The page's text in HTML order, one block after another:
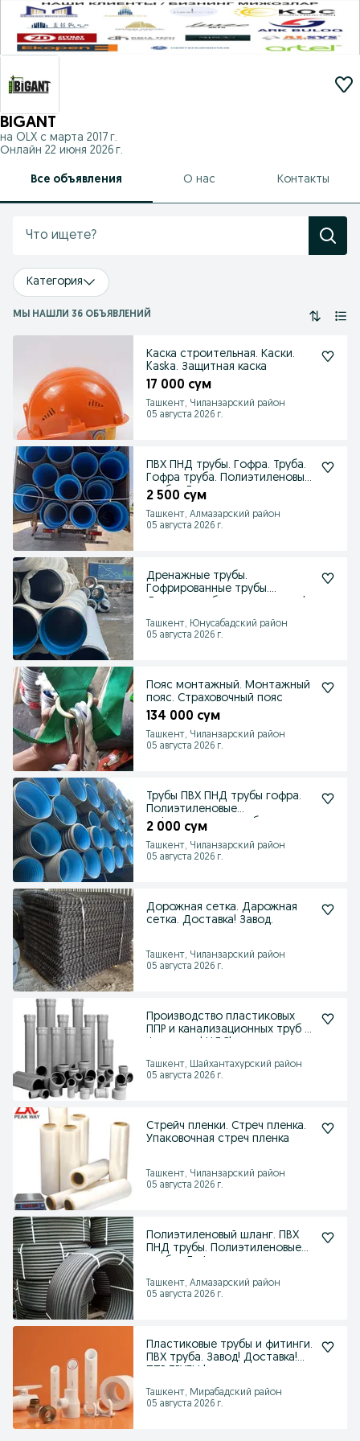
BIGANT
на OLX с марта 2017 г.
Онлайн 22 июня 2026 г.
Все объявления О нас Контакты
Категория
МЫ НАШЛИ 36 ОБЪЯВЛЕНИЙ
Каска строительная. Каски.
Kaska. Защитная каска
17 000 сум
Ташкент, Чиланзарский район
05 августа 2026 г.
ПВХ ПНД трубы. Гофра. Труба.
Гофра труба. Полиэтиленовые
трубы. Дренаж
2 500 сум
Ташкент, Алмазарский район
05 августа 2026 г.
Дренажные трубы.
Гофрированные трубы.
Ташкент, Юнусабадский район
05 августа 2026 г.
Пояс монтажный. Монтажный
пояс. Страховочный пояс
134 000 сум
Ташкент, Чиланзарский район
05 августа 2026 г.
Трубы ПВХ ПНД трубы гофра.
Полиэтиленовые
гофрированные трубы
2 000 сум
Ташкент, Чиланзарский район
05 августа 2026 г.
Дорожная сетка. Дарожная
сетка. Доставка! Завод.
Ташкент, Чиланзарский район
05 августа 2026 г.
Производство пластиковых
ППР и канализационных труб и
Ташкент, Шайхантахурский район
05 августа 2026 г.
Стрейч пленки. Стреч пленка.
Упаковочная стреч пленка
Ташкент, Чиланзарский район
05 августа 2026 г.
Полиэтиленовый шланг. ПВХ
ПНД трубы. Полиэтиленовые
Ташкент, Алмазарский район
05 августа 2026 г.
Пластиковые трубы и фитинги.
ПВХ труба. Завод! Доставка!
Ташкент, Мирабадский район
05 августа 2026 г.